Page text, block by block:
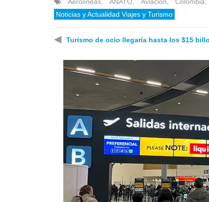
Noticias y Actualidad Viajes y Turismo
◀ Turismo de ocio llegaría hasta los $15